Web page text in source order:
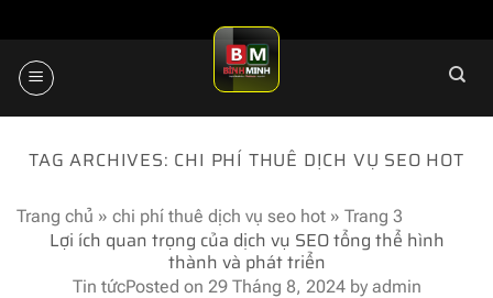
to
content
TAG ARCHIVES: CHI PHÍ THUÊ DỊCH VỤ SEO HOT
Trang chủ » chi phí thuê dịch vụ seo hot » Trang 3
Lợi ích quan trọng của dịch vụ SEO tổng thể hình
thành và phát triển
Tin tứcPosted on 29 Tháng 8, 2024by admin